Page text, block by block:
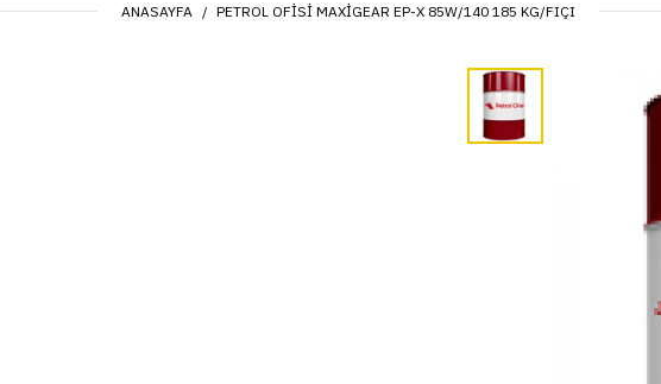
ANASAYFA PETROL OFISI MAXIGEAR EP-X 85W/140 185 KG/FIÇI